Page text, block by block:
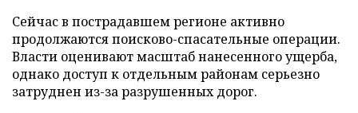
Сейчас в пострадавшем регионе активно
продолжаются поисково-спасательные операции.
Власти оценивают масштаб нанесенного ущерба,
однако доступ к отдельным районам серьезно
затруднен из-за разрушенных дорог.